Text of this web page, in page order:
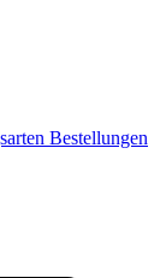
Bestellungen